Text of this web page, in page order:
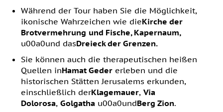
Während der Tour haben Sie die Möglichkeit,
ikonische Wahrzeichen wie dieKirche der
Brotvermehrung und Fische, Kapernaum,
u00a0und dasDreieck der Grenzen.
Sie können auch die therapeutischen heißen
Quellen inHamat Geder erleben und die
historischen Stätten Jerusalems erkunden,
einschließlich derKlagemauer, Via
Dolorosa, Golgatha u00a0undBerg Zion.